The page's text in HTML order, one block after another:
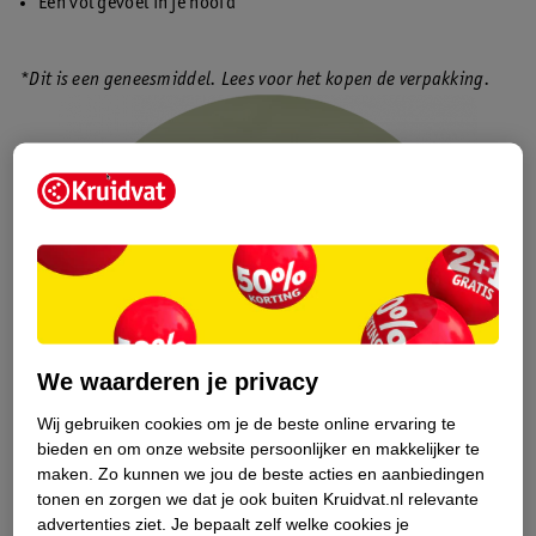
*Dit is een geneesmiddel. Lees voor het kopen de verpakking.
We waarderen je privacy
Wij gebruiken cookies om je de beste online ervaring te
bieden en om onze website persoonlijker en makkelijker te
maken. Zo kunnen we jou de beste acties en aanbiedingen
tonen en zorgen we dat je ook buiten Kruidvat.nl relevante
advertenties ziet. Je bepaalt zelf welke cookies je